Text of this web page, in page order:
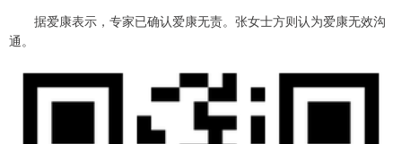
据爱康表示，专家已确认爱康无责。张女士方则认为爱康无效沟
通。